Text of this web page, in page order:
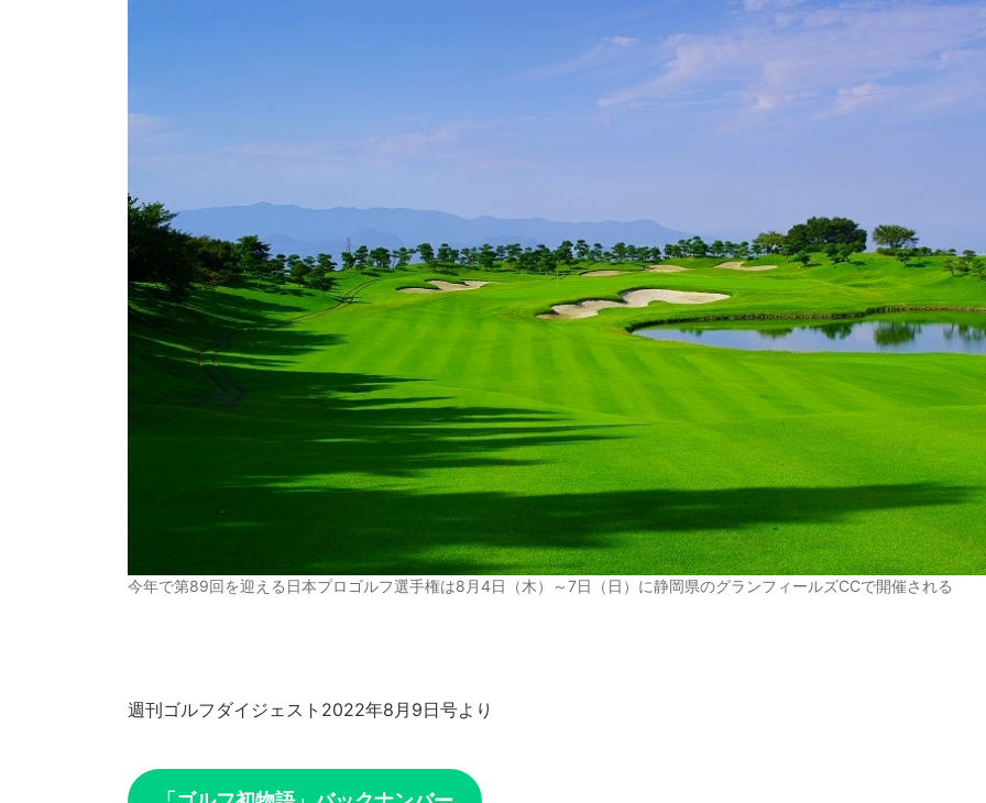
今年で第89回を迎える日本プロゴルフ選手権は8月4日（木）～7日（日）に静岡県のグランフィールズCCで開催される
週刊ゴルフダイジェスト2022年8月9日号より